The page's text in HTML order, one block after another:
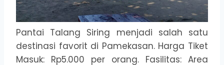
Pantai Talang Siring menjadi salah satu
destinasi favorit di Pamekasan. Harga Tiket
Masuk: Rp5.000 per orang. Fasilitas: Area